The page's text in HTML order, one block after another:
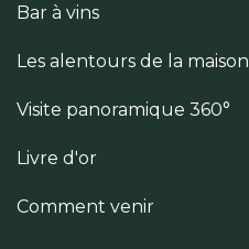
Bar à vins
Les alentours de la maison
Visite panoramique 360°
Livre d'or
Comment venir